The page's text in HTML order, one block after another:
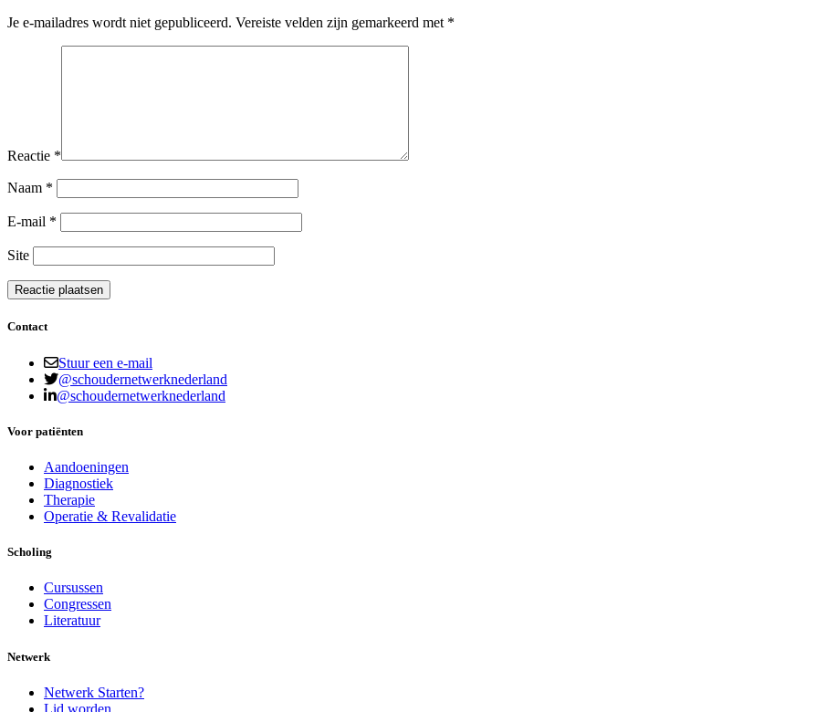
Je e-mailadres wordt niet gepubliceerd. Vereiste velden zijn gemarkeerd met *
Reactie *
Naam *
E-mail *
Site
Contact
Stuur een e-mail
@schoudernetwerknederland
@schoudernetwerknederland
Voor patiënten
Aandoeningen
Diagnostiek
Therapie
Operatie & Revalidatie
Scholing
Cursussen
Congressen
Literatuur
Netwerk
Netwerk Starten?
Lid worden